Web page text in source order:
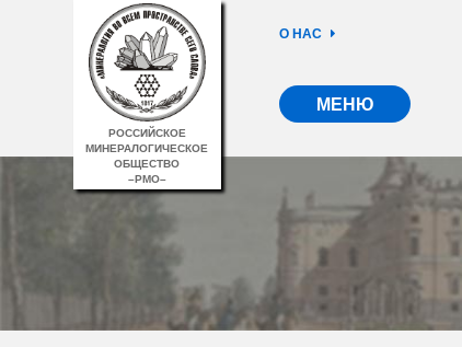
РОССИЙСКОЕ
МИНЕРАЛОГИЧЕСКОЕ
ОБЩЕСТВО
–РМО–
О НАС
МЕНЮ